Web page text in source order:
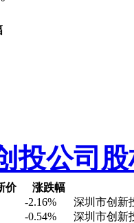
投公司
价
涨跌幅
-2.16%
深圳市创新
-0.54%
深圳市创新